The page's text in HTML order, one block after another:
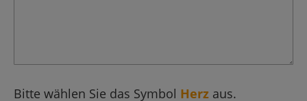
Bitte wählen Sie das Symbol Herz aus.